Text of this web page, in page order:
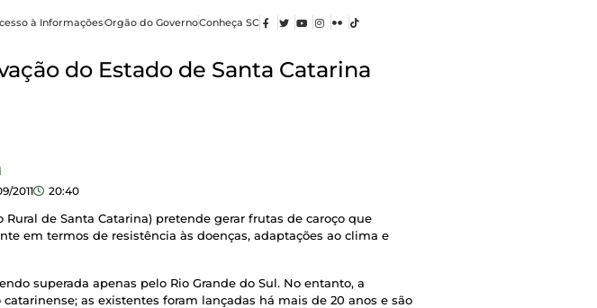
à InformaçõesOrgão do GovernoConheça SC
do Estado de Santa Catarina
2011 20:40
de Santa Catarina) pretende gerar frutas de caroço que
em termos de resistência às doenças, adaptações ao clima e
superada apenas pelo Rio Grande do Sul. No entanto, a
as existentes foram lançadas há mais de 20 anos e são